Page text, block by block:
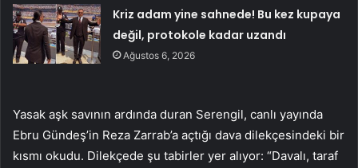
Kriz adam yine sahnede! Bu kez kupaya
değil, protokole kadar uzandı
Ağustos 6, 2026
Yasak aşk savının ardında duran Serengil, canlı yayında
Ebru Gündeş’in Reza Zarrab’a açtığı dava dilekçesindeki bir
kısmı okudu. Dilekçede şu tabirler yer alıyor: “Davalı, taraf